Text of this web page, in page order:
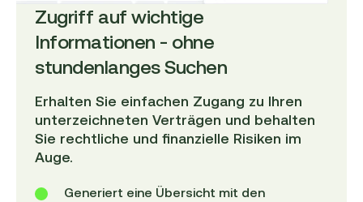
Zugriff auf wichtige
Informationen - ohne
stundenlanges Suchen
Erhalten Sie einfachen Zugang zu Ihren
unterzeichneten Verträgen und behalten
Sie rechtliche und finanzielle Risiken im
Auge.
Generiert eine Übersicht mit den